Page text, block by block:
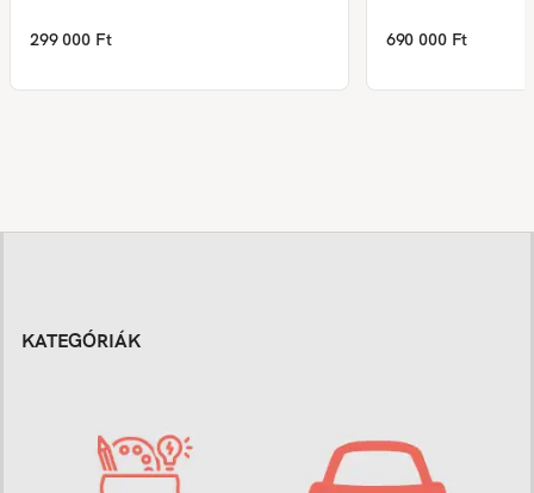
299 000 Ft 690 000 Ft
KATEGÓRIÁK